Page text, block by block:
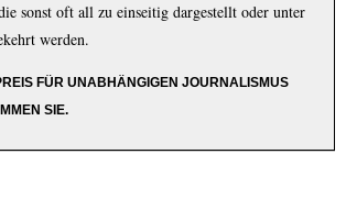
sonst oft all zu einseitig dargestellt oder unter
werden.
FÜR UNABHÄNGIGEN JOURNALISMUS
SIE.